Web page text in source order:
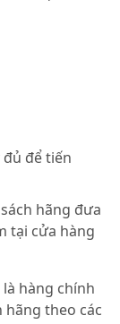
để tiến
hãng đưa
tại cửa hàng
là hàng chính
hãng theo các